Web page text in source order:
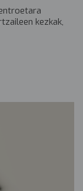
kezkak,